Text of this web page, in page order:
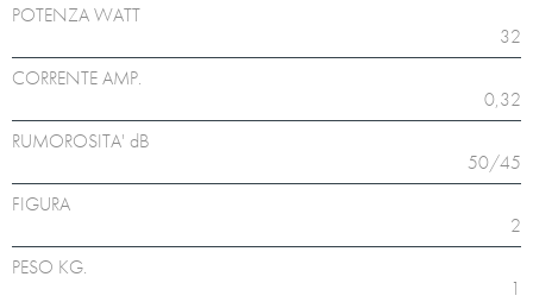
POTENZA WATT
32
CORRENTE AMP.
0,32
RUMOROSITA' dB
50/45
FIGURA
2
PESO KG.
1